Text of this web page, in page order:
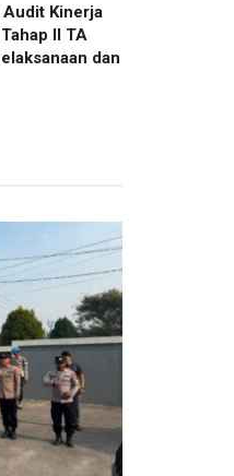
Audit Kinerja
II TA
dan